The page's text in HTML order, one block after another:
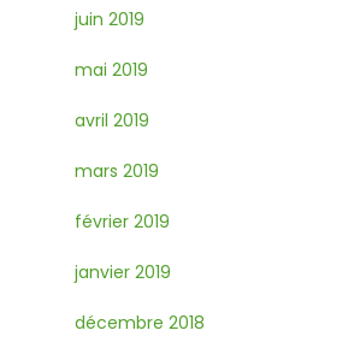
juin 2019
mai 2019
avril 2019
mars 2019
février 2019
janvier 2019
décembre 2018